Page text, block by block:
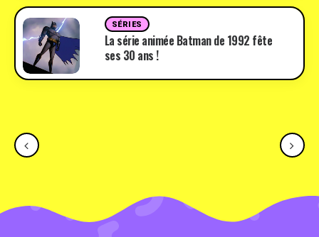
SÉRIES
La série animée Batman de 1992 fête
ses 30 ans !